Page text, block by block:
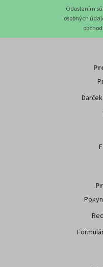
Odoslaním
osobných